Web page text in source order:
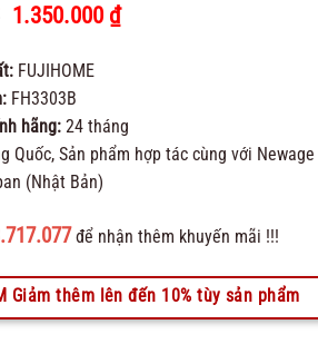
Giá
là:
1.980.000 ₫.
1.350.000 ₫Giá
FUJIHOME
FH3303B
hãng: 24 tháng
Quốc, Sản phẩm hợp tác cùng với Newage
(Nhật Bản)
để nhận thêm khuyến mãi !!!
Giảm thêm lên đến 10% tùy sản phẩm
FH3303B điều khiển bằng giọng nói số lượng